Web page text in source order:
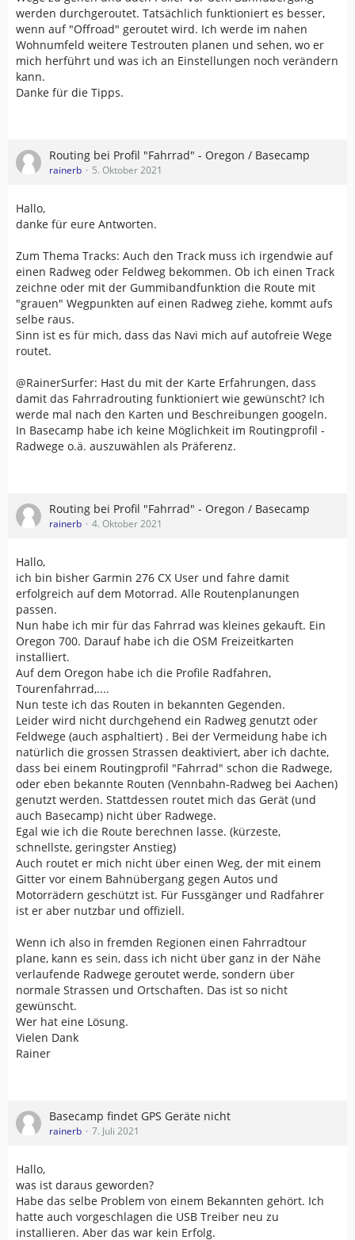
werden durchgeroutet. Tatsächlich funktioniert es besser,
wenn auf "Offroad" geroutet wird. Ich werde im nahen
Wohnumfeld weitere Testrouten planen und sehen, wo er
mich herführt und was ich an Einstellungen noch verändern
kann.
Danke für die Tipps.
Routing bei Profil "Fahrrad" - Oregon / Basecamp
rainerb 5. Oktober 2021
Hallo,
danke für eure Antworten.
Zum Thema Tracks: Auch den Track muss ich irgendwie auf
einen Radweg oder Feldweg bekommen. Ob ich einen Track
zeichne oder mit der Gummibandfunktion die Route mit
"grauen" Wegpunkten auf einen Radweg ziehe, kommt aufs
selbe raus.
Sinn ist es für mich, dass das Navi mich auf autofreie Wege
routet.
@RainerSurfer: Hast du mit der Karte Erfahrungen, dass
damit das Fahrradrouting funktioniert wie gewünscht? Ich
werde mal nach den Karten und Beschreibungen googeln.
In Basecamp habe ich keine Möglichkeit im Routingprofil -
Radwege o.ä. auszuwählen als Präferenz.
Routing bei Profil "Fahrrad" - Oregon / Basecamp
rainerb 4. Oktober 2021
Hallo,
ich bin bisher Garmin 276 CX User und fahre damit
erfolgreich auf dem Motorrad. Alle Routenplanungen
passen.
Nun habe ich mir für das Fahrrad was kleines gekauft. Ein
Oregon 700. Darauf habe ich die OSM Freizeitkarten
installiert.
Auf dem Oregon habe ich die Profile Radfahren,
Tourenfahrrad,....
Nun teste ich das Routen in bekannten Gegenden.
Leider wird nicht durchgehend ein Radweg genutzt oder
Feldwege (auch asphaltiert) . Bei der Vermeidung habe ich
natürlich die grossen Strassen deaktiviert, aber ich dachte,
dass bei einem Routingprofil "Fahrrad" schon die Radwege,
oder eben bekannte Routen (Vennbahn-Radweg bei Aachen)
genutzt werden. Stattdessen routet mich das Gerät (und
auch Basecamp) nicht über Radwege.
Egal wie ich die Route berechnen lasse. (kürzeste,
schnellste, geringster Anstieg)
Auch routet er mich nicht über einen Weg, der mit einem
Gitter vor einem Bahnübergang gegen Autos und
Motorrädern geschützt ist. Für Fussgänger und Radfahrer
ist er aber nutzbar und offiziell.
Wenn ich also in fremden Regionen einen Fahrradtour
plane, kann es sein, dass ich nicht über ganz in der Nähe
verlaufende Radwege geroutet werde, sondern über
normale Strassen und Ortschaften. Das ist so nicht
gewünscht.
Wer hat eine Lösung.
Vielen Dank
Rainer
Basecamp findet GPS Geräte nicht
rainerb 7. Juli 2021
Hallo,
was ist daraus geworden?
Habe das selbe Problem von einem Bekannten gehört. Ich
hatte auch vorgeschlagen die USB Treiber neu zu
installieren. Aber das war kein Erfolg.